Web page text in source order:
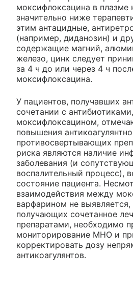
моксифлоксацина в
значительно ниже
этим антацидные,
(например, диданозин) и
содержащие магний,
железо, цинк следует
за 4 ч до или через 4 ч
моксифлоксацина.
У пациентов, получавших
сочетании с
моксифлоксацином,
повышения
противосвертывающих
риска являются наличие
заболевания (и
воспалительный процесс),
состояние пациента.
взаимодействия между
варфарином не выявляется,
получающих сочетанное
препаратами, необходимо
мониторирование МНО и
корректировать дозу
антикоагулянтов.